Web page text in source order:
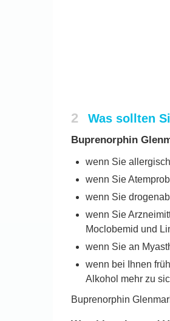
2 Was sollten
Buprenorphin
wenn Sie
wenn Sie
wenn Sie
wenn Sie
Moclobemid und
wenn Sie an
wenn bei Ihnen
Alkohol mehr zu
Buprenorphin